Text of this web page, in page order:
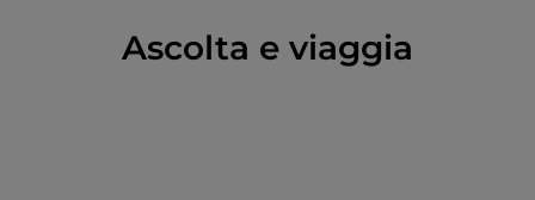
Ascolta e viaggia